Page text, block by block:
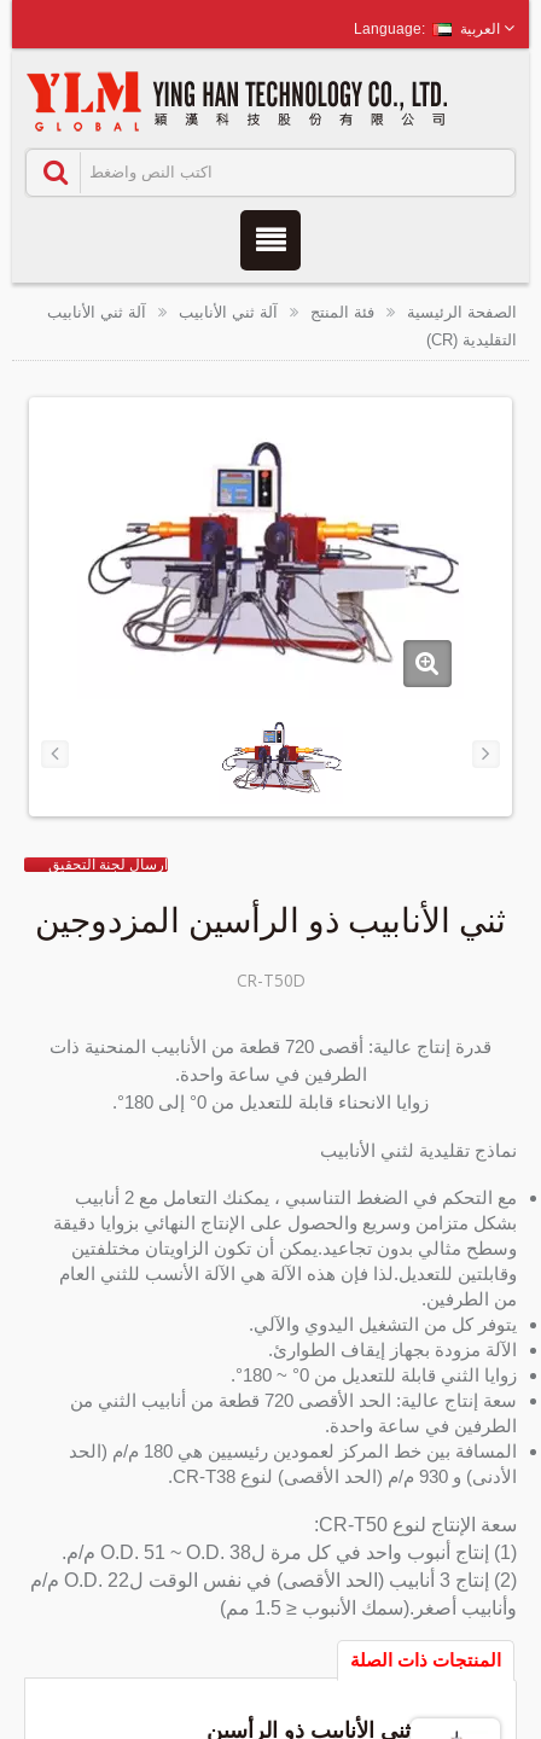
العربية
الصفحة الرئيسية فئة المنتج آلة ثني الأنابيب
آلة ثني الأنابيب
التقليدية (CR)
ارسال لجنة التحقيق
ثني الأنابيب ذو الرأسين المزدوجين
CR-T50D
قدرة إنتاج عالية: أقصى 720 قطعة من الأنابيب المنحنية ذات
الطرفين في ساعة واحدة.
زوايا الانحناء قابلة للتعديل من 0° إلى 180°.
نماذج تقليدية لثني الأنابيب
مع التحكم في الضغط التناسبي ، يمكنك التعامل مع 2 أنابيب
بشكل متزامن وسريع والحصول على الإنتاج النهائي بزوايا دقيقة
وسطح مثالي بدون تجاعيد.يمكن أن تكون الزاويتان مختلفتين
وقابلتين للتعديل.لذا فإن هذه الآلة هي الآلة الأنسب للثني العام
من الطرفين.
يتوفر كل من التشغيل اليدوي والآلي.
الآلة مزودة بجهاز إيقاف الطوارئ.
زوايا الثني قابلة للتعديل من 0° ~ 180°.
سعة إنتاج عالية: الحد الأقصى 720 قطعة من أنابيب الثني من
الطرفين في ساعة واحدة.
المسافة بين خط المركز لعمودين رئيسيين هي 180 م/م (الحد
الأدنى) و 930 م/م (الحد الأقصى) لنوع CR-T38.
سعة الإنتاج لنوع CR-T50:
(1) إنتاج أنبوب واحد في كل مرة لO.D. 51 ~ O.D. 38 م/م.
(2) إنتاج 3 أنابيب (الحد الأقصى) في نفس الوقت لO.D. 22 م/م
وأنابيب أصغر.(سمك الأنبوب ≤ 1.5 مم)
المنتجات ذات الصلة
ثني الأنابيب ذو الرأسين